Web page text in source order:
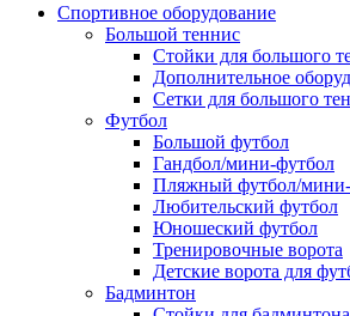
Спортивное оборудование
Большой теннис
Стойки для большого
Дополнительное
Сетки для большого
Футбол
Большой футбол
Гандбол/мини-футбол
Пляжный футбол/
Любительский футбол
Юношеский футбол
Тренировочные ворота
Детские ворота для
Бадминтон